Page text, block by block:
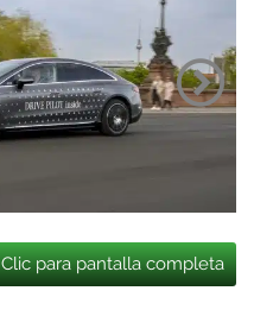
Clic para pantalla completa